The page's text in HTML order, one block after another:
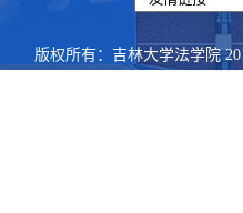
版权所有：吉林大学法学院